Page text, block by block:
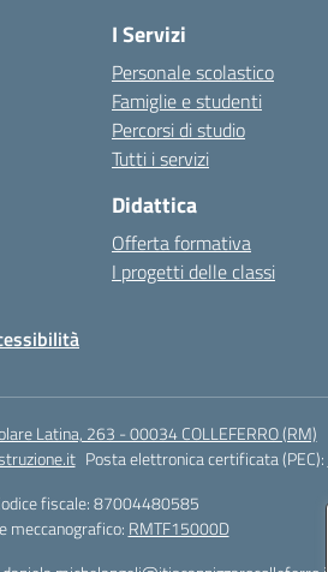
I Servizi
Personale scolastico
Famiglie e studenti
Percorsi di studio
Tutti i servizi
Didattica
Offerta formativa
I progetti delle classi
Latina, 263 - 00034 COLLEFERRO (RM)
Posta elettronica certificata (PEC):
fiscale: 87004480585
meccanografico: RMTF15000D